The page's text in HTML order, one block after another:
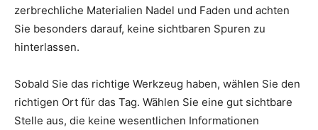
zerbrechliche Materialien Nadel und Faden und achten
Sie besonders darauf, keine sichtbaren Spuren zu
hinterlassen.
Sobald Sie das richtige Werkzeug haben, wählen Sie den
richtigen Ort für das Tag. Wählen Sie eine gut sichtbare
Stelle aus, die keine wesentlichen Informationen